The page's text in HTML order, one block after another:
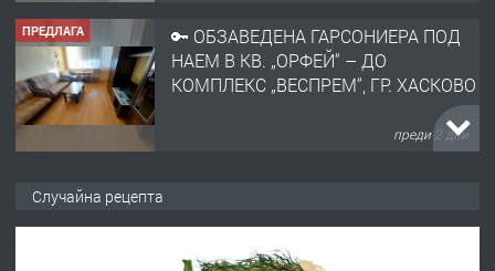
ПРЕДЛАГА
🔑 ОБЗАВЕДЕНА ГАРСОНИЕРА ПОД
НАЕМ В КВ. „ОРФЕЙ“ – ДО
КОМПЛЕКС „ВЕСПРЕМ“, ГР. ХАСКОВО
преди 2 дни
АПАРТАМЕНТ В ЦЕНТЪРА НА ГР.
ХАСКОВО
Случайна рецепта